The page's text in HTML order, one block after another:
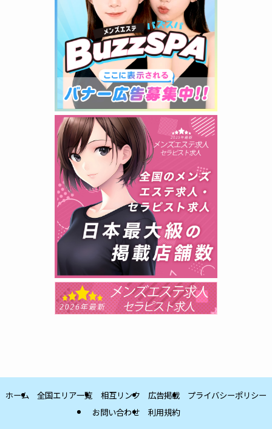
ホーム 全国エリア一覧 相互リンク 広告掲載
プライバシーポリシー
お問い合わせ
利用規約